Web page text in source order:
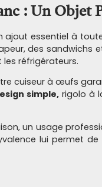
: Un Objet
ajout essentiel à
des sandwichs
réfrigérateurs.
cuiseur à œufs
simple,rigolo à
un usage
lui permet